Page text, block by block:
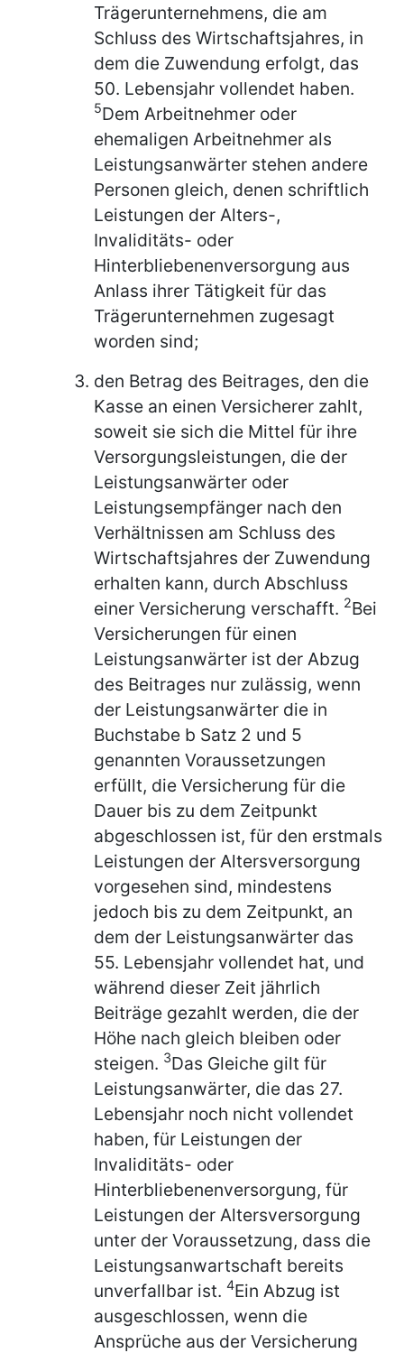
Trägerunternehmens, die am
Schluss des Wirtschaftsjahres, in
dem die Zuwendung erfolgt, das
50. Lebensjahr vollendet haben.
5Dem Arbeitnehmer oder
ehemaligen Arbeitnehmer als
Leistungsanwärter stehen andere
Personen gleich, denen schriftlich
Leistungen der Alters-,
Invaliditäts- oder
Hinterbliebenenversorgung aus
Anlass ihrer Tätigkeit für das
Trägerunternehmen zugesagt
worden sind;
den Betrag des Beitrages, den die
Kasse an einen Versicherer zahlt,
soweit sie sich die Mittel für ihre
Versorgungsleistungen, die der
Leistungsanwärter oder
Leistungsempfänger nach den
Verhältnissen am Schluss des
Wirtschaftsjahres der Zuwendung
erhalten kann, durch Abschluss
einer Versicherung verschafft. 2Bei
Versicherungen für einen
Leistungsanwärter ist der Abzug
des Beitrages nur zulässig, wenn
der Leistungsanwärter die in
Buchstabe b Satz 2 und 5
genannten Voraussetzungen
erfüllt, die Versicherung für die
Dauer bis zu dem Zeitpunkt
abgeschlossen ist, für den erstmals
Leistungen der Altersversorgung
vorgesehen sind, mindestens
jedoch bis zu dem Zeitpunkt, an
dem der Leistungsanwärter das
55. Lebensjahr vollendet hat, und
während dieser Zeit jährlich
Beiträge gezahlt werden, die der
Höhe nach gleich bleiben oder
steigen. 3Das Gleiche gilt für
Leistungsanwärter, die das 27.
Lebensjahr noch nicht vollendet
haben, für Leistungen der
Invaliditäts- oder
Hinterbliebenenversorgung, für
Leistungen der Altersversorgung
unter der Voraussetzung, dass die
Leistungsanwartschaft bereits
unverfallbar ist. 4Ein Abzug ist
ausgeschlossen, wenn die
Ansprüche aus der Versicherung